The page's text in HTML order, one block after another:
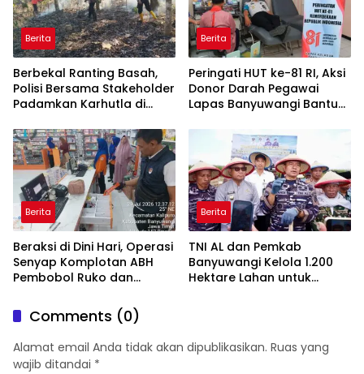
Berita
Berbekal Ranting Basah,
Polisi Bersama Stakeholder
Padamkan Karhutla di
Trenggalek
Berita
Peringati HUT ke-81 RI, Aksi
Donor Darah Pegawai
Lapas Banyuwangi Bantu
Berita
Beraksi di Dini Hari, Operasi
Senyap Komplotan ABH
Pembobol Ruko dan
Macan Blambangan
Berita
TNI AL dan Pemkab
Banyuwangi Kelola 1.200
Hektare Lahan untuk
Comments (0)
Alamat email Anda tidak akan dipublikasikan. Ruas yang
wajib ditandai *